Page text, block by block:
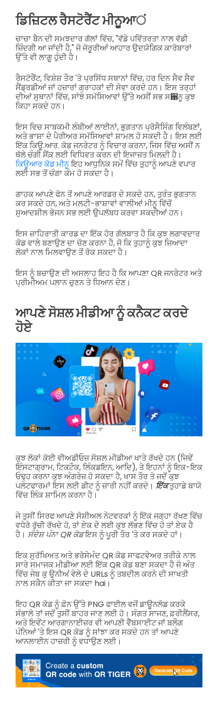
ਡਿਜ਼ਿਟਲ ਰੈਸਟੋਰੈਂਟ ਮੀਨੂਆं
ਚਾਚਾ ਬੈਨ ਦੀ ਸਮਝਦਾਰ ਗੱਲਾਂ ਵਿੱਚ, "ਵੱਡੇ ਪਵਿੱਤਰਤਾ ਨਾਲ ਵੱਡੀ
ਜ਼ਿੰਦਗੀ ਆ ਜਾਂਦੀ ਹੈ," ਜੋ ਜੋਰੂਰੀਆਂ ਆਹਾਰ ਉਦਯੋਗਿਕ ਕਾਰੋਬਾਰਾਂ
ਉੱਤੇ ਵੀ ਲਾਗੂ ਹੁੰਦੀ ਹੈ।
ਰੈਸਟੋਰੈਂਟ, ਵਿਸ਼ੇਸ਼ ਤੌਰ 'ਤੇ ਪ੍ਰਸਿੱਧ ਸਥਾਨਾਂ ਵਿੱਚ, ਹਰ ਦਿਨ ਸੈਵ ਸੈਵ
ਸੈਂਡ੍ਰਡੀਆਂ ਜਾਂ ਹਜ਼ਾਰਾਂ ਗ੍ਰਾਹਕਾਂ ਦੀ ਸੇਵਾ ਕਰਦੇ ਹਨ। ਇਸ ਤਰ੍ਹਾਂ
ਦੀਆਂ ਸੁਥਾਨਾਂ ਵਿੱਚ, ਸਾਂਝੇ ਸਮੱਸਿਆਵਾਂ ਉੱਤੇ ਅਸੀਂ ਸਭ ਸ਑ਨੂ ਕੁਝ
ਕਿਹਾ ਸਕਦੇ ਹਨ।
ਇਸ ਵਿਚ ਸਾਬਕਮੀ ਲੰਬੀਆਂ ਲਾਈਨਾਂ, ਭੁਗਤਾਨ ਪ੍ਰੋਸੈਸਿੰਗ ਵਿਲੰਬਣਾਂ,
ਅਤੇ ਭਾਸ਼ਾ ਦੇ ਪੈਰੀਅਰ ਸਮੱਸਿਆਵਾਂ ਸ਼ਾਮਲ ਹੋ ਸਕਦੀ ਹੈ। ਇਸ ਲਈ
ਇੱਕ ਕਿਊ.ਆਰ. ਕੋਡ ਜਨਰੇਟਰ ਨੂੰ ਵਿਚਾਰ ਕਰਨਾ, ਜਿਸ ਵਿੱਚ ਅਸੀਂ ਨ
ਥੱਲੇ ਚੰਗੀ ਸੈਂਕ਼ ਲਈ ਵਿਧਿਵਤ ਕਰਨ ਦੀ ਇਜਾਜ਼ਤ ਮਿਲਦੀ ਹੈ।
ਕਿਊਆਰ ਕੋਡ ਮੀਨੂਇਹ ਆਧੁਨਿਕ ਸਮੇਂ ਵਿੱਚ ਤੁਹਾਨੂੰ ਆਪਣੇ ਵਪਾਰ
ਲਈ ਸਭ ਤੋਂ ਚੰਗਾ ਕੰਮ ਹੋ ਸਕਦਾ ਹੈ।
ਗਾਹਕ ਆਪਣੇ ਫੋਨ ਤੋਂ ਆਪਣੇ ਆਰਡਰ ਦੇ ਸਕਦੇ ਹਨ, ਤੁਰੰਤ ਭੁਗਤਾਨ
ਕਰ ਸਕਦੇ ਹਨ, ਅਤੇ ਮਲਟੀ-ਭਾਸ਼ਾਵਾਂ ਵਾਲੀਆਂ ਮੀਨੂ ਵਿੱਚੋਂ
ਸੁਆਦਸ਼ੀਲ ਭੋਜਨ ਸਭ ਲਈ ਉਪਲੱਬਧ ਕਰਵਾ ਸਕਦੀਆਂ ਹਨ।
ਇਸ ਜ਼ਾਹਿਰਾਤੀ ਕਾਰਡ ਦਾ ਇੱਕ ਹੋਰ ਗੱਲਬਾਤ ਹੈ ਕਿ ਕੁਝ ਲਗਾਵਦਾਰ
ਕੋਡ ਵਾਲੇ ਬਣਾਉਣ ਦਾ ਚੋਣ ਕਰਨਾ ਹੈ, ਜੋ ਕਿ ਤੁਹਾਨੂੰ ਕੁਝ ਜਿਆਦਾ
ਲੋਕਾਂ ਨਾਲ ਮਿਲਵਾਉਣ ਤੋਂ ਰੋਕ ਸਕਦਾ ਹੈ।
ਇਸ ਨੂੰ ਬਚਾਉਣ ਦੀ ਅਸਲਾਹ ਇਹ ਹੈ ਕਿ ਆਪਣਾ QR ਜਨਰੇਟਰ ਅਤੇ
ਪ੍ਰੀਮੀਅਮ ਪਲਾਨ ਚੁਣਨ ਤੇ ਧਿਆਨ ਦੇਣ।
ਆਪਣੇ ਸੋਸ਼ਲ ਮੀਡੀਆ ਨੂੰ ਕਨੈਕਟ ਕਰਦੇ
ਹੋਏ
ਕੁਝ ਲੋਕਾਂ ਕੋਈ ਵੀਅਡੀਓਜ਼ ਸੋਸ਼ਲ ਮੀਡੀਆ ਖਾਤੇ ਰੱਖਦੇ ਹਨ (ਜਿਵੇਂ
ਇੰਸਟਾਗ੍ਰਾਮ, ਟਿਕਟੌਕ, ਲਿੰਕਡਇਨ, ਆਦਿ), ਤੇ ਇਹਨਾਂ ਨੂੰ ਇਕ-ਇਕ
ਓਢ੍ਹ ਕਰਨਾ ਕੁਝ ਅੰਗਰੇਜ਼ ਹੋ ਸਕਦਾ ਹੈ, ਖਾਸ ਤੌਰ ਤੇ ਜਦੋਂ ਕੁਝ
ਪਲੇਟਫਾਰਮਾਂ ਇਸ ਲਈ ਡੀਟ ਨੂੰ ਜ਼ਾਰੀ ਨਹੀਂ ਕਰਦੇ। ਇੱਕਤੁਹਾਡੇ ਬਾਯੋ
ਵਿੱਚ ਲਿੰਕ ਸ਼ਾਮਿਲ ਕਰਨਾ ਹੈ।
ਜੇ ਤੁਸੀਂ ਸਿਰਫ ਆਪਣੇ ਸੋਸ਼ੀਅਲ ਨੇਟਵਰਕਾਂ ਨੂੰ ਇੱਕ ਜਗ੍ਹਾ ਰੱਖਣ ਵਿੱਚ
ਵਧੇਰੇ ਰੁੱਚੀ ਰੱਖਦੇ ਹੋ, ਤਾਂ ਏਕ ਦੇ ਲਈ ਕੁਝ ਲੱਭਣ ਵਿੱਚ ਹੋ ਤਾਂ ਏਕ ਹੈ
ਹੈ। ਸੰਦੇਸ਼ ਪੰਨਾ QR ਕੋਡਇਸ ਨੂੰ ਪੂਰੀ ਤੌਰ 'ਤੇ ਕਰ ਸਕਦੇ ਹਾਂ।
ਇਕ ਸੁਰੱਖਿਅਤ ਅਤੇ ਭਰੋਸੇਮੰਦ QR ਕੋਡ ਸਾਫਟਵੇਅਰ ਤਰੀਕੇ ਨਾਲ
ਸਾਰੇ ਸਮਾਜਕ ਮੀਡੀਆ ਲਈ ਇੱਕ QR ਕੋਡ ਬਣਾ ਸਕਦਾ ਹੈ ਜੋ ਅੰਤ
ਵਿੱਚ ਜੇਬ ਕੁ ਉਨੀਅਂ ਵੇਲੇ ਦੇ URLs ਨੂੰ ਤਬਦੀਲ ਕਰਨੇ ਦੀ ਸਾਖਤੀ
ਨਾਲ ਸਕੈਨ ਕੀਤਾ ਜਾ ਸਕਦਾ hai।
ਇਹ QR ਕੋਡ ਨੂੰ ਫ਼ੋਨ ਉੱਤੇ PNG ਫਾਈਲ ਵਜੋਂ ਡਾਊਨਲੋਡ ਕਰਕੇ
ਸੰਭਾਲੋ ਤਾਂ ਜਦੋਂ ਤੁਸੀਂ ਬਾਹਰ ਜਾਣ ਲਈ ਹੋ। ਸੰਗਤ ਸਾਜਣ, ਫ਼ਰੀਲੈਂਸਰ,
ਅਤੇ ਇਵੇਂਟ ਆਰਗਾਨਾਈਜ਼ਰ ਵੀ ਆਪਣੀ ਵੈੱਬਸਾਈਟ ਜਾਂ ਬਲੌਗ
ਪੰਨਿਆਂ 'ਤੇ ਇਸ QR ਕੋਡ ਨੂੰ ਸਾਂਝਾ ਕਰ ਸਕਦੇ ਹਨ ਤਾਂ ਆਪਣੇ
ਆਨਲਾਈਨ ਹਾਜ਼ਰੀ ਨੂੰ ਵਧਾਉਣ ਲਈ।